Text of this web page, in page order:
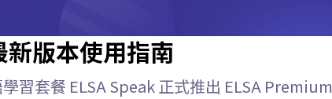
版本使用指南
習套餐 ELSA Speak 正式推出 ELSA Premium